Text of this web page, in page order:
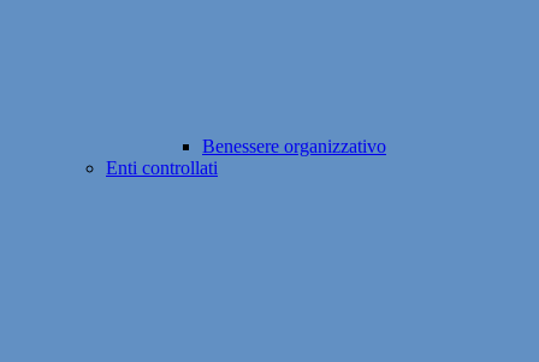
Benessere organizzativo
Enti controllati